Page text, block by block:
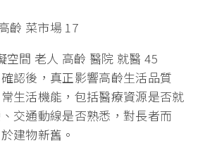
認後，真正影響高齡生活品質
生活機能，包括醫療資源是否就
交通動線是否熟悉，對長者而
建物新舊。